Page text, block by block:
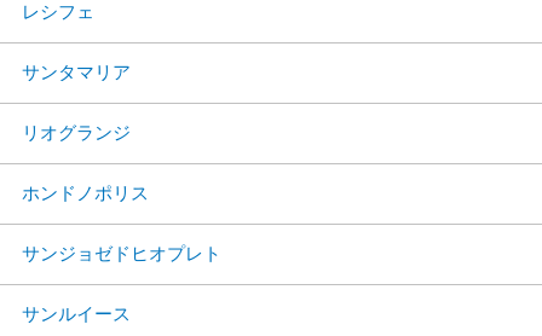
レシフェ
サンタマリア
リオグランジ
ホンドノポリス
サンジョゼドヒオプレト
サンルイース